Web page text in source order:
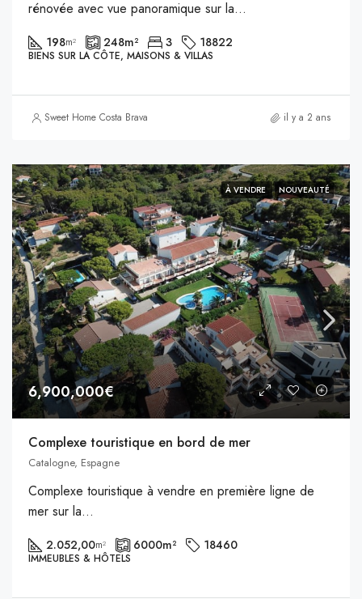
rénovée avec vue panoramique sur la...
198m² 248m² 3 18822
BIENS SUR LA CÔTE, MAISONS & VILLAS
Sweet Home Costa Brava il y a 2 ans
À VENDRE NOUVEAUTÉ
6,900,000€
Complexe touristique en bord de mer
Catalogne, Espagne
Complexe touristique à vendre en première ligne de
mer sur la...
2.052,00m² 6000m² 18460
IMMEUBLES & HÔTELS